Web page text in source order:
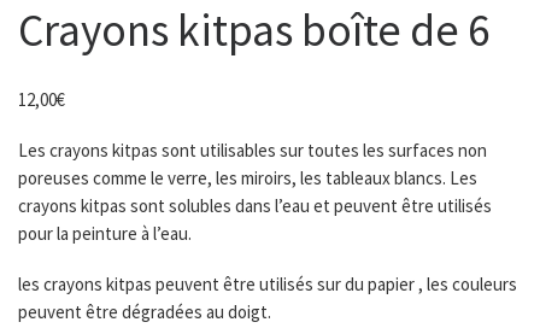
Crayons kitpas boîte de 6
12,00€
Les crayons kitpas sont utilisables sur toutes les surfaces non
poreuses comme le verre, les miroirs, les tableaux blancs. Les
crayons kitpas sont solubles dans l’eau et peuvent être utilisés
pour la peinture à l’eau.
les crayons kitpas peuvent être utilisés sur du papier , les couleurs
peuvent être dégradées au doigt.